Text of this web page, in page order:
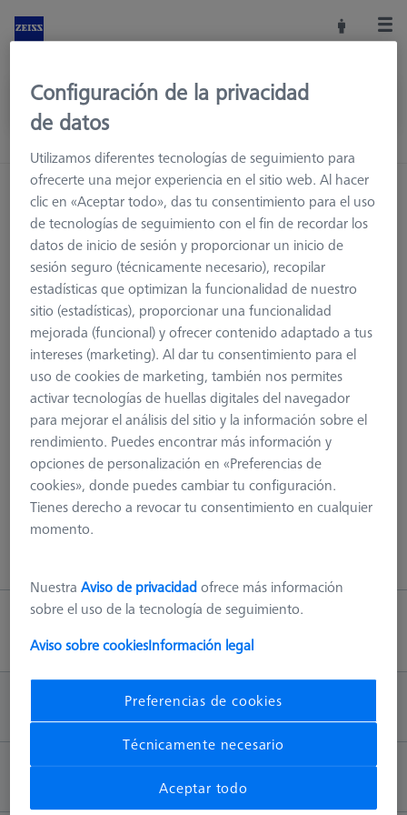
Página no encontrada.
¡404 - hemos explorado todo!
Este error puede tener varias causas, por ej. La página ya no
existe en nuestro servidor o hay un error en la URL.
Configuración de la privacidad
de datos
Utilizamos diferentes tecnologías de seguimiento para
ofrecerte una mejor experiencia en el sitio web. Al hacer
clic en «Aceptar todo», das tu consentimiento para el uso
de tecnologías de seguimiento con el fin de recordar los
datos de inicio de sesión y proporcionar un inicio de
sesión seguro (técnicamente necesario), recopilar
estadísticas que optimizan la funcionalidad de nuestro
sitio (estadísticas), proporcionar una funcionalidad
mejorada (funcional) y ofrecer contenido adaptado a tus
intereses (marketing). Al dar tu consentimiento para el
uso de cookies de marketing, también nos permites
activar tecnologías de huellas digitales del navegador
para mejorar el análisis del sitio y la información sobre el
rendimiento. Puedes encontrar más información y
opciones de personalización en «Preferencias de
cookies», donde puedes cambiar tu configuración.
Tienes derecho a revocar tu consentimiento en cualquier
momento.
NuestraAviso de privacidadofrece más información
sobre el uso de la tecnología de seguimiento.
Aviso sobre cookiesInformación legal
Preferencias de cookies
Técnicamente necesario
Aceptar todo